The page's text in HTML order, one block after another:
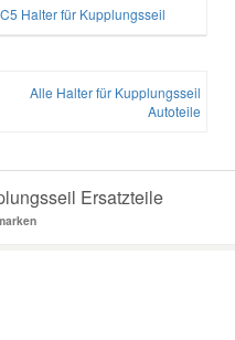
C5 Halter für Kupplungsseil
Alle Halter für Kupplungsseil
Autoteile
Ersatzteile